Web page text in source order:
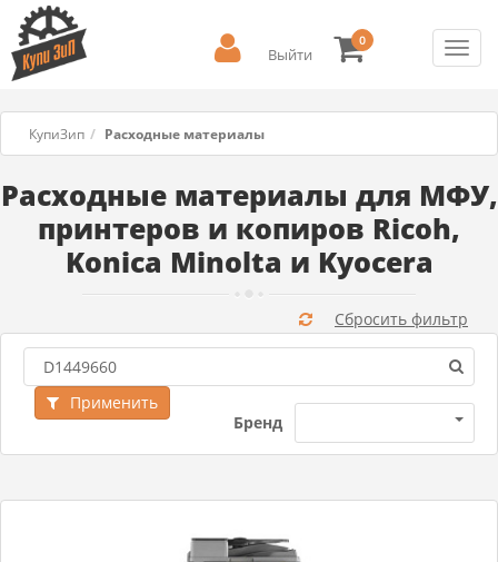
Выйти
0
КупиЗип Расходные материалы
Расходные материалы для МФУ,
принтеров и копиров Ricoh,
Konica Minolta и Kyocera
Бренд
Применить
Сбросить фильтр